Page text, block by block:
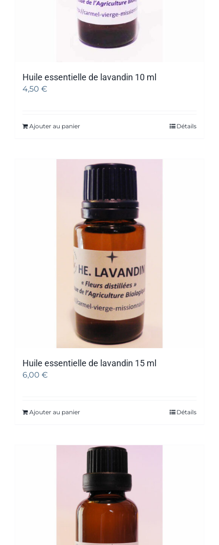
Huile essentielle de lavandin 10 ml
4,50 €
Ajouter au panier Détails
Huile essentielle de lavandin 15 ml
6,00 €
Ajouter au panier Détails